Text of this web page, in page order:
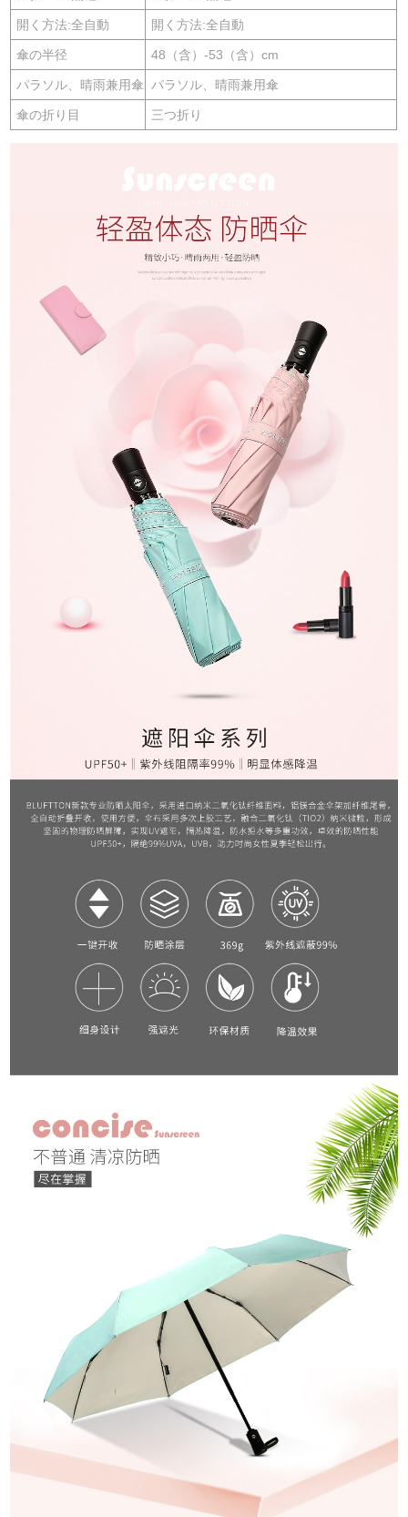
開く方法:全自動 開く方法:全自動
傘の半径 48（含）-53（含）cm
パラソル、晴雨兼用傘 パラソル、晴雨兼用傘
傘の折り目 三つ折り